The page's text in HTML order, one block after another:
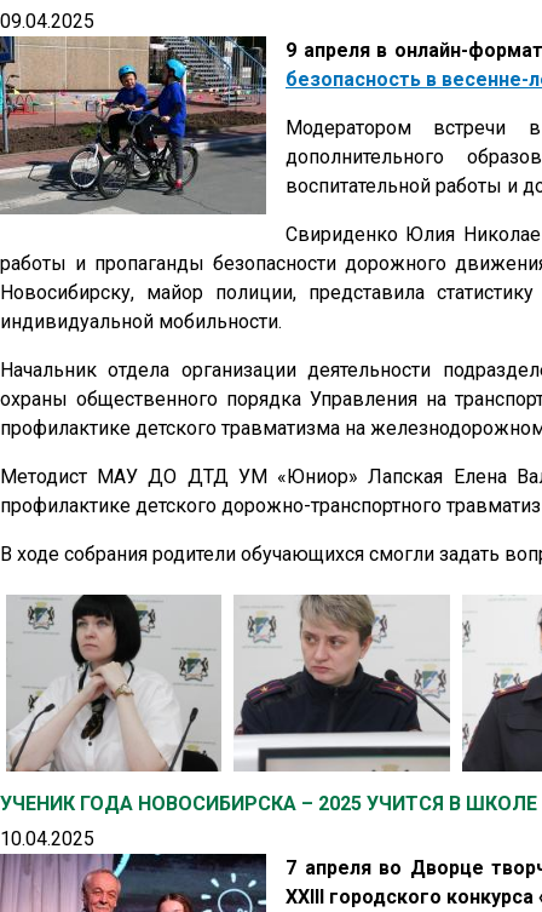
09.04.2025
9 апреля в онлайн-
безопасность в весенне-
Модератором встречи
дополнительного
воспитательной работы и
Свириденко Юлия
работы и пропаганды безопасности дорожного
Новосибирску, майор полиции, представила
индивидуальной мобильности.
Начальник отдела организации деятельности
охраны общественного порядка Управления на
профилактике детского травматизма на
Методист МАУ ДО ДТД УМ «Юниор» Лапская Елена
профилактике детского дорожно-транспортного
В ходе собрания родители обучающихся смогли задать
УЧЕНИК ГОДА НОВОСИБИРСКА – 2025 УЧИТСЯ В ШКОЛЕ
10.04.2025
7 апреля во Дворце
XXIII городского